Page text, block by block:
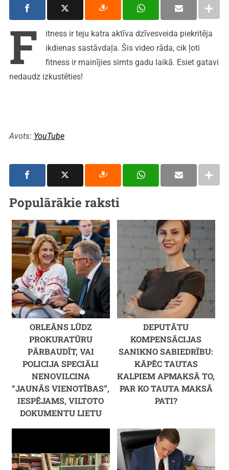
F
itness ir teju katra aktīva dzīvesveida piekritēja
ikdienas sastāvdaļa. Šis video rāda, cik ļoti
fitness ir mainījies simts gadu laikā. Esiet gatavi
nedaudz izkustēties!
Avots: YouTube
Populārākie raksti
ORLEĀNS LŪDZ
PROKURATŪRU
PĀRBAUDĪT, VAI
POLICIJA SPECIĀLI
NENOVILCINA
“JAUNĀS VIENOTĪBAS”,
IESPĒJAMS, VILTOTO
DOKUMENTU LIETU
DEPUTĀTU
KOMPENSĀCIJAS
SANIKNO SABIEDRĪBU:
KĀPĒC TAUTAS
KALPIEM APMAKSĀ TO,
PAR KO TAUTA MAKSĀ
PATI?